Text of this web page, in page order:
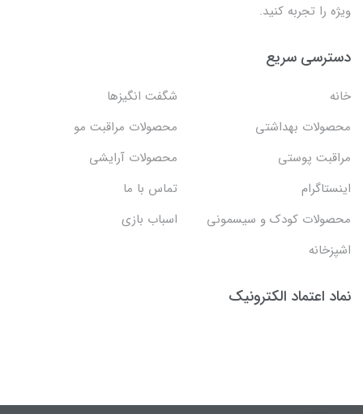
ویژه را تجربه کنید.
دسترسی سریع
خانه
شگفت انگيزها
محصولات بهداشتي
محصولات مراقبت مو
مراقبت پوستی
محصولات آرایشی
اینستاگرام
تماس با ما
محصولات کودک و سیسمونی
اسباب بازی
اشپزخانه
نماد اعتماد الکترونیک